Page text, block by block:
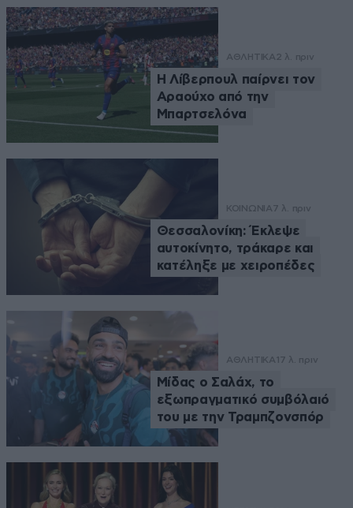
ΑΘΛΗΤΙΚΑ 2 λ. πριν
Η Λίβερπουλ παίρνει τον
Αραούχο από την
Μπαρτσελόνα
ΚΟΙΝΩΝΙΑ7 λ. πριν
Θεσσαλονίκη: Έκλεψε
αυτοκίνητο, τράκαρε και
κατέληξε με χειροπέδες
ΑΘΛΗΤΙΚΑ 17 λ. πριν
Μίδας ο Σαλάχ, το
εξωπραγματικό συμβόλαιό
του με την Τραμπζονσπόρ